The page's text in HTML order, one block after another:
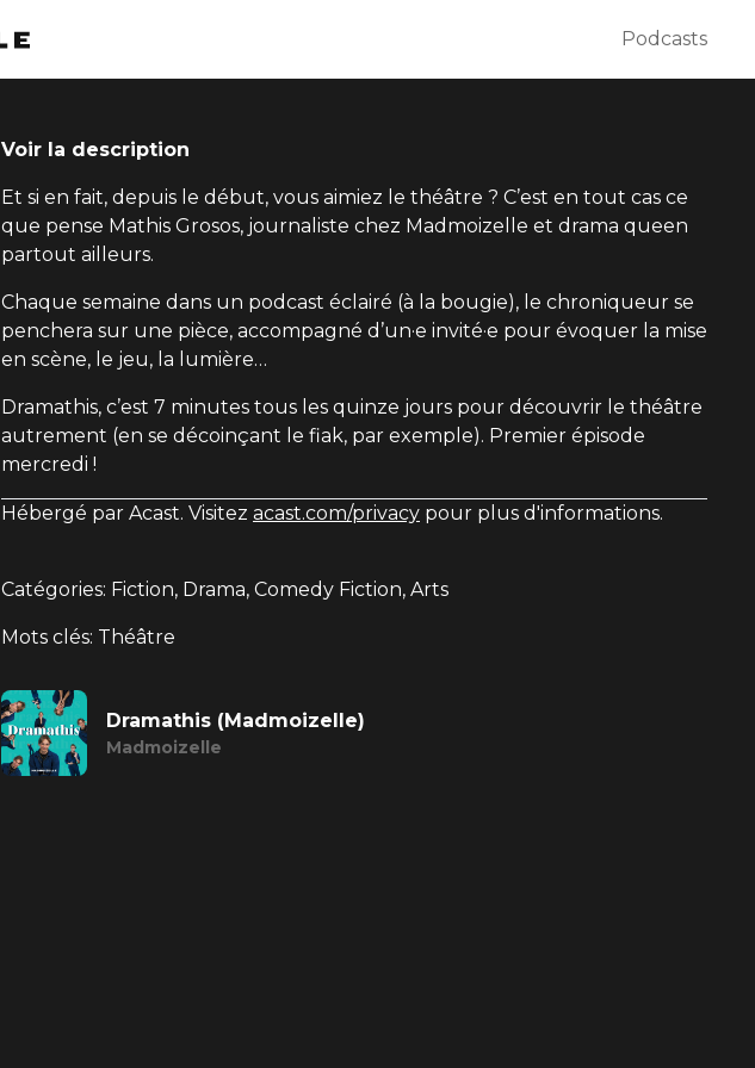
Podcasts
Voir la description
Et si en fait, depuis le début, vous aimiez le théâtre ? C’est en tout cas ce
que pense Mathis Grosos, journaliste chez Madmoizelle et drama queen
partout ailleurs.
Chaque semaine dans un podcast éclairé (à la bougie), le chroniqueur se
penchera sur une pièce, accompagné d’un·e invité·e pour évoquer la mise
en scène, le jeu, la lumière…
Dramathis, c’est 7 minutes tous les quinze jours pour découvrir le théâtre
autrement (en se décoinçant le fiak, par exemple). Premier épisode
mercredi !
Hébergé par Acast. Visitez acast.com/privacy pour plus d'informations.
Catégories: Fiction, Drama, Comedy Fiction, Arts
Mots clés: Théâtre
Dramathis (Madmoizelle)
Madmoizelle